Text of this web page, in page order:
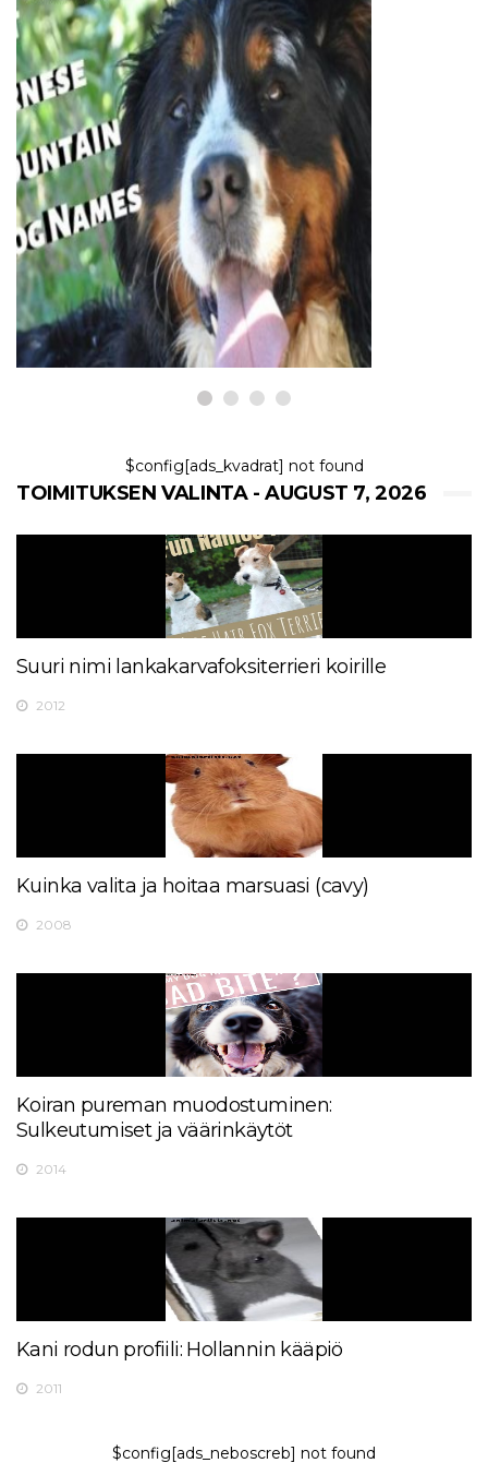
KOIRAT
Parhaat sveitsiläiset nimet
Berni-vuoristokoiralle
7,2026
$config[ads_kvadrat] not found
TOIMITUKSEN VALINTA - AUGUST 7, 2026
Suuri nimi lankakarvafoksiterrieri koirille
2012
Kuinka valita ja hoitaa marsuasi (cavy)
2008
Koiran pureman muodostuminen:
Sulkeutumiset ja väärinkäytöt
2014
Kani rodun profiili: Hollannin kääpiö
2011
$config[ads_neboscreb] not found